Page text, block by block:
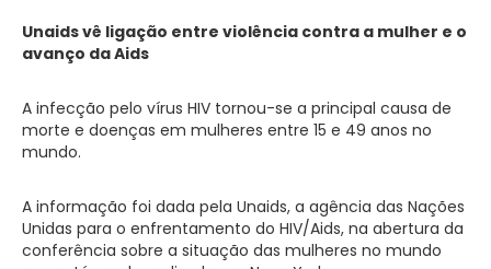
Unaids vê ligação entre violência contra a mulher e o
avanço da Aids
A infecção pelo vírus HIV tornou-se a principal causa de
morte e doenças em mulheres entre 15 e 49 anos no
mundo.
A informação foi dada pela Unaids, a agência das Nações
Unidas para o enfrentamento do HIV/Aids, na abertura da
conferência sobre a situação das mulheres no mundo